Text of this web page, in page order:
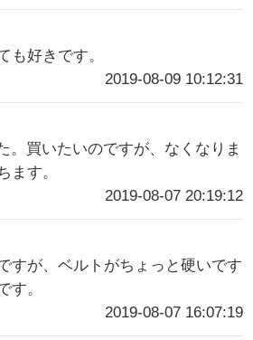
も好きです。
2019-08-09 10:12:31
。買いたいのですが、なくなりま
ます。
2019-08-07 20:19:12
すが、ベルトがちょっと硬いです
す。
2019-08-07 16:07:19